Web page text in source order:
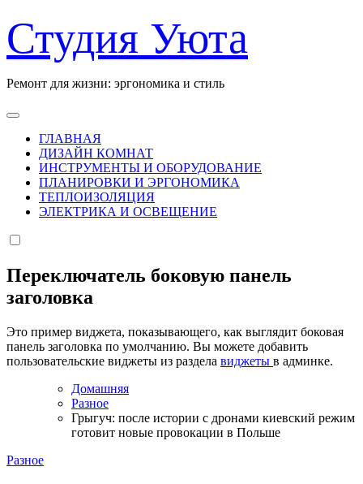
к
содержанию
Студия Уюта
Ремонт для жизни: эргономика и стиль
ГЛАВНАЯ
ДИЗАЙН КОМНАТ
ИНСТРУМЕНТЫ И ОБОРУДОВАНИЕ
ПЛАНИРОВКИ И ЭРГОНОМИКА
ТЕПЛОИЗОЛЯЦИЯ
ЭЛЕКТРИКА И ОСВЕЩЕНИЕ
Переключатель боковую панель
заголовка
Это пример виджета, показывающего, как выглядит боковая
панель заголовка по умолчанию. Вы можете добавить
пользовательские виджеты из раздела виджеты в админке.
Домашняя
Разное
Грыгуч: после истории с дронами киевский режим
готовит новые провокации в Польше
Разное